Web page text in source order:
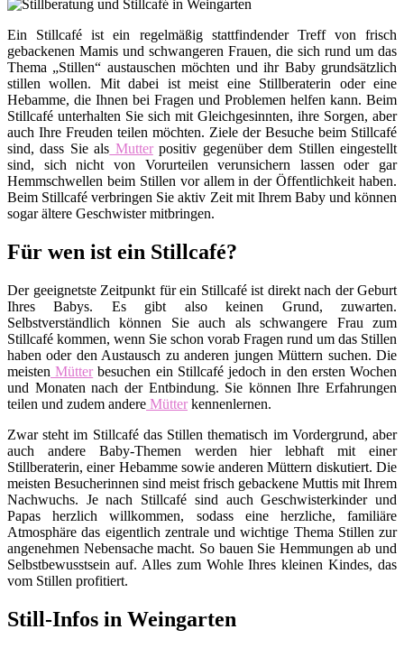
Ein Stillcafé ist ein regelmäßig stattfindender Treff von frisch
gebackenen Mamis und schwangeren Frauen, die sich rund um das
Thema „Stillen“ austauschen möchten und ihr Baby grundsätzlich
stillen wollen. Mit dabei ist meist eine Stillberaterin oder eine
Hebamme, die Ihnen bei Fragen und Problemen helfen kann. Beim
Stillcafé unterhalten Sie sich mit Gleichgesinnten, ihre Sorgen, aber
auch Ihre Freuden teilen möchten. Ziele der Besuche beim Stillcafé
sind, dass Sie als Mutterpositiv gegenüber dem Stillen eingestellt
sind, sich nicht von Vorurteilen verunsichern lassen oder gar
Hemmschwellen beim Stillen vor allem in der Öffentlichkeit haben.
Beim Stillcafé verbringen Sie aktiv Zeit mit Ihrem Baby und können
sogar ältere Geschwister mitbringen.
Für wen ist ein Stillcafé?
Der geeignetste Zeitpunkt für ein Stillcafé ist direkt nach der Geburt
Ihres Babys. Es gibt also keinen Grund, zuwarten.
Selbstverständlich können Sie auch als schwangere Frau zum
Stillcafé kommen, wenn Sie schon vorab Fragen rund um das Stillen
haben oder den Austausch zu anderen jungen Müttern suchen. Die
meisten Mütterbesuchen ein Stillcafé jedoch in den ersten Wochen
und Monaten nach der Entbindung. Sie können Ihre Erfahrungen
teilen und zudem andere Mütterkennenlernen.
Zwar steht im Stillcafé das Stillen thematisch im Vordergrund, aber
auch andere Baby-Themen werden hier lebhaft mit einer
Stillberaterin, einer Hebamme sowie anderen Müttern diskutiert. Die
meisten Besucherinnen sind meist frisch gebackene Muttis mit Ihrem
Nachwuchs. Je nach Stillcafé sind auch Geschwisterkinder und
Papas herzlich willkommen, sodass eine herzliche, familiäre
Atmosphäre das eigentlich zentrale und wichtige Thema Stillen zur
angenehmen Nebensache macht. So bauen Sie Hemmungen ab und
Selbstbewusstsein auf. Alles zum Wohle Ihres kleinen Kindes, das
vom Stillen profitiert.
Still-Infos in Weingarten